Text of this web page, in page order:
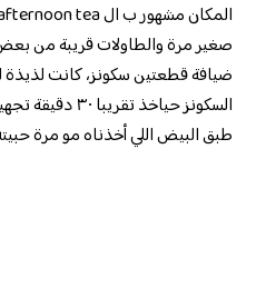
صغير مرة والطاولات قريبة من
ضيافة قطعتين سكونز، كانت لذيذة
السكونز حياخذ
طبق البيض اللي أخذناه مو مرة